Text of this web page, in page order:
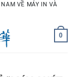
VỀ MÁY IN VÀ
0